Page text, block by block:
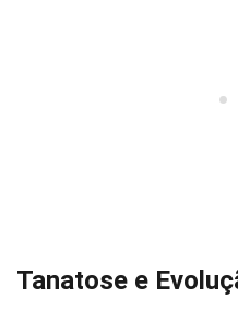
Tanatose e